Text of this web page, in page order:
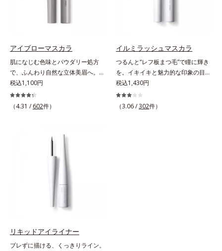
アイブローマスカラ
肌になじむ色味とパウダリー処方
で、ふんわり自然な立体美眉へ。使
いやすさと仕上がりの美しさを追求
した眉マスカラです。日本人の肌に
自然になじむ、色調と彩度にこだわ
な眉色のあか抜け美人眉が完成しま
税込1,100円
（4.31 / 602件）
イルミラッシュマスカラ
つるんと“レフ板まつ毛”で瞳に輝き
を。イキイキと魅力的な印象の目元
へ。“レフ板まつ毛”で瞳に光を映り
込ませ、印象的な目元に魅せるマス
カラです。特殊な板状の粉体がまつ
税込1,430円
（3.06 /302件）
リキッドアイライナー
ブレずに描ける、くっきりライン。